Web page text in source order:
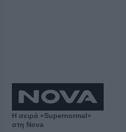
Η σειρά «Supernormal»
στη Nova